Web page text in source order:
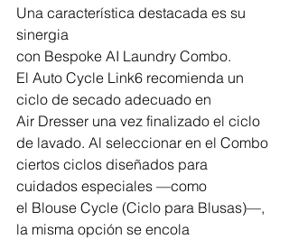
Una característica destacada es su
sinergia
con Bespoke AI Laundry Combo.
El Auto Cycle Link6 recomienda un
ciclo de secado adecuado en
Air Dresser una vez finalizado el ciclo
de lavado. Al seleccionar en el Combo
ciertos ciclos diseñados para
cuidados especiales —como
el Blouse Cycle (Ciclo para Blusas)—,
la misma opción se encola